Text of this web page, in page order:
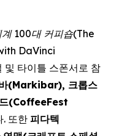
100대 커피숍(The
DaVinci
및 타이틀 스폰서로 참
(Markibar), 크롭스
(CoffeeFest
. 또한 피다텍